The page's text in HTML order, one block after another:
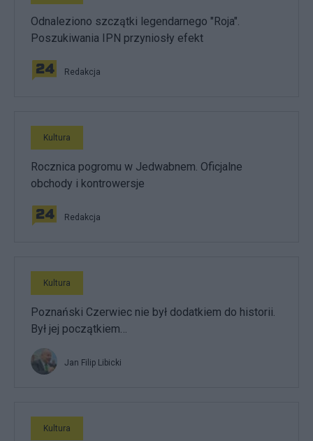
Odnaleziono szczątki legendarnego "Roja".
Poszukiwania IPN przyniosły efekt
Redakcja
Kultura
Rocznica pogromu w Jedwabnem. Oficjalne
obchody i kontrowersje
Redakcja
Kultura
Poznański Czerwiec nie był dodatkiem do historii.
Był jej początkiem…
Jan Filip Libicki
Kultura